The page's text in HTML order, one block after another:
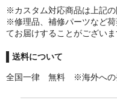
※カスタム対応商品は上記の
※修理品、補修パーツなど
てお届けすることがございま
送料について
全国一律 無料 ※海外への